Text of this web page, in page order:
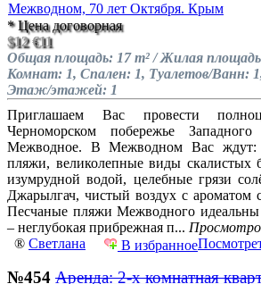
* Цена договорная
$12 €11
Общая площадь: 17 m² / Жилая
Комнат: 1, Спален: 1, Туалетов/Ванн:
Этаж/этажей: 1
Приглашаем Вас провести
Черноморском побережье
Межводное. В Межводном Вас ждут:
пляжи, великолепные виды скалистых
изумрудной водой, целебные грязи
Джарылгач, чистый воздух с ароматом
Песчаные пляжи Межводного идеальны
– неглубокая прибрежная п...
® Светлана В избранное
№454 Аренда: 2-х комнатная